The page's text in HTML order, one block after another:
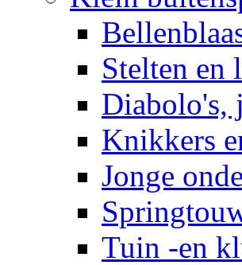
Stelten en
Diabolo's,
Knikkers
Jonge
Tuin -en